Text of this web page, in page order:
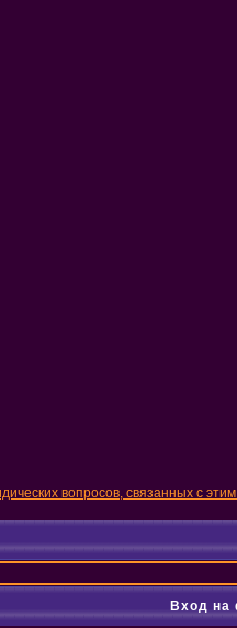
вопросов, связанных с
Вход на